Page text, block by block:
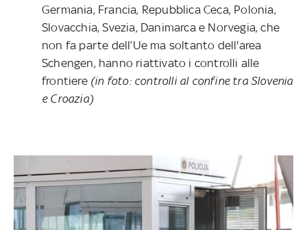
Germania, Francia, Repubblica Ceca, Polonia,
Slovacchia, Svezia, Danimarca e Norvegia, che
non fa parte dell’Ue ma soltanto dell'area
Schengen, hanno riattivato i controlli alle
frontiere (in foto: controlli al confine tra Slovenia
e Croazia)